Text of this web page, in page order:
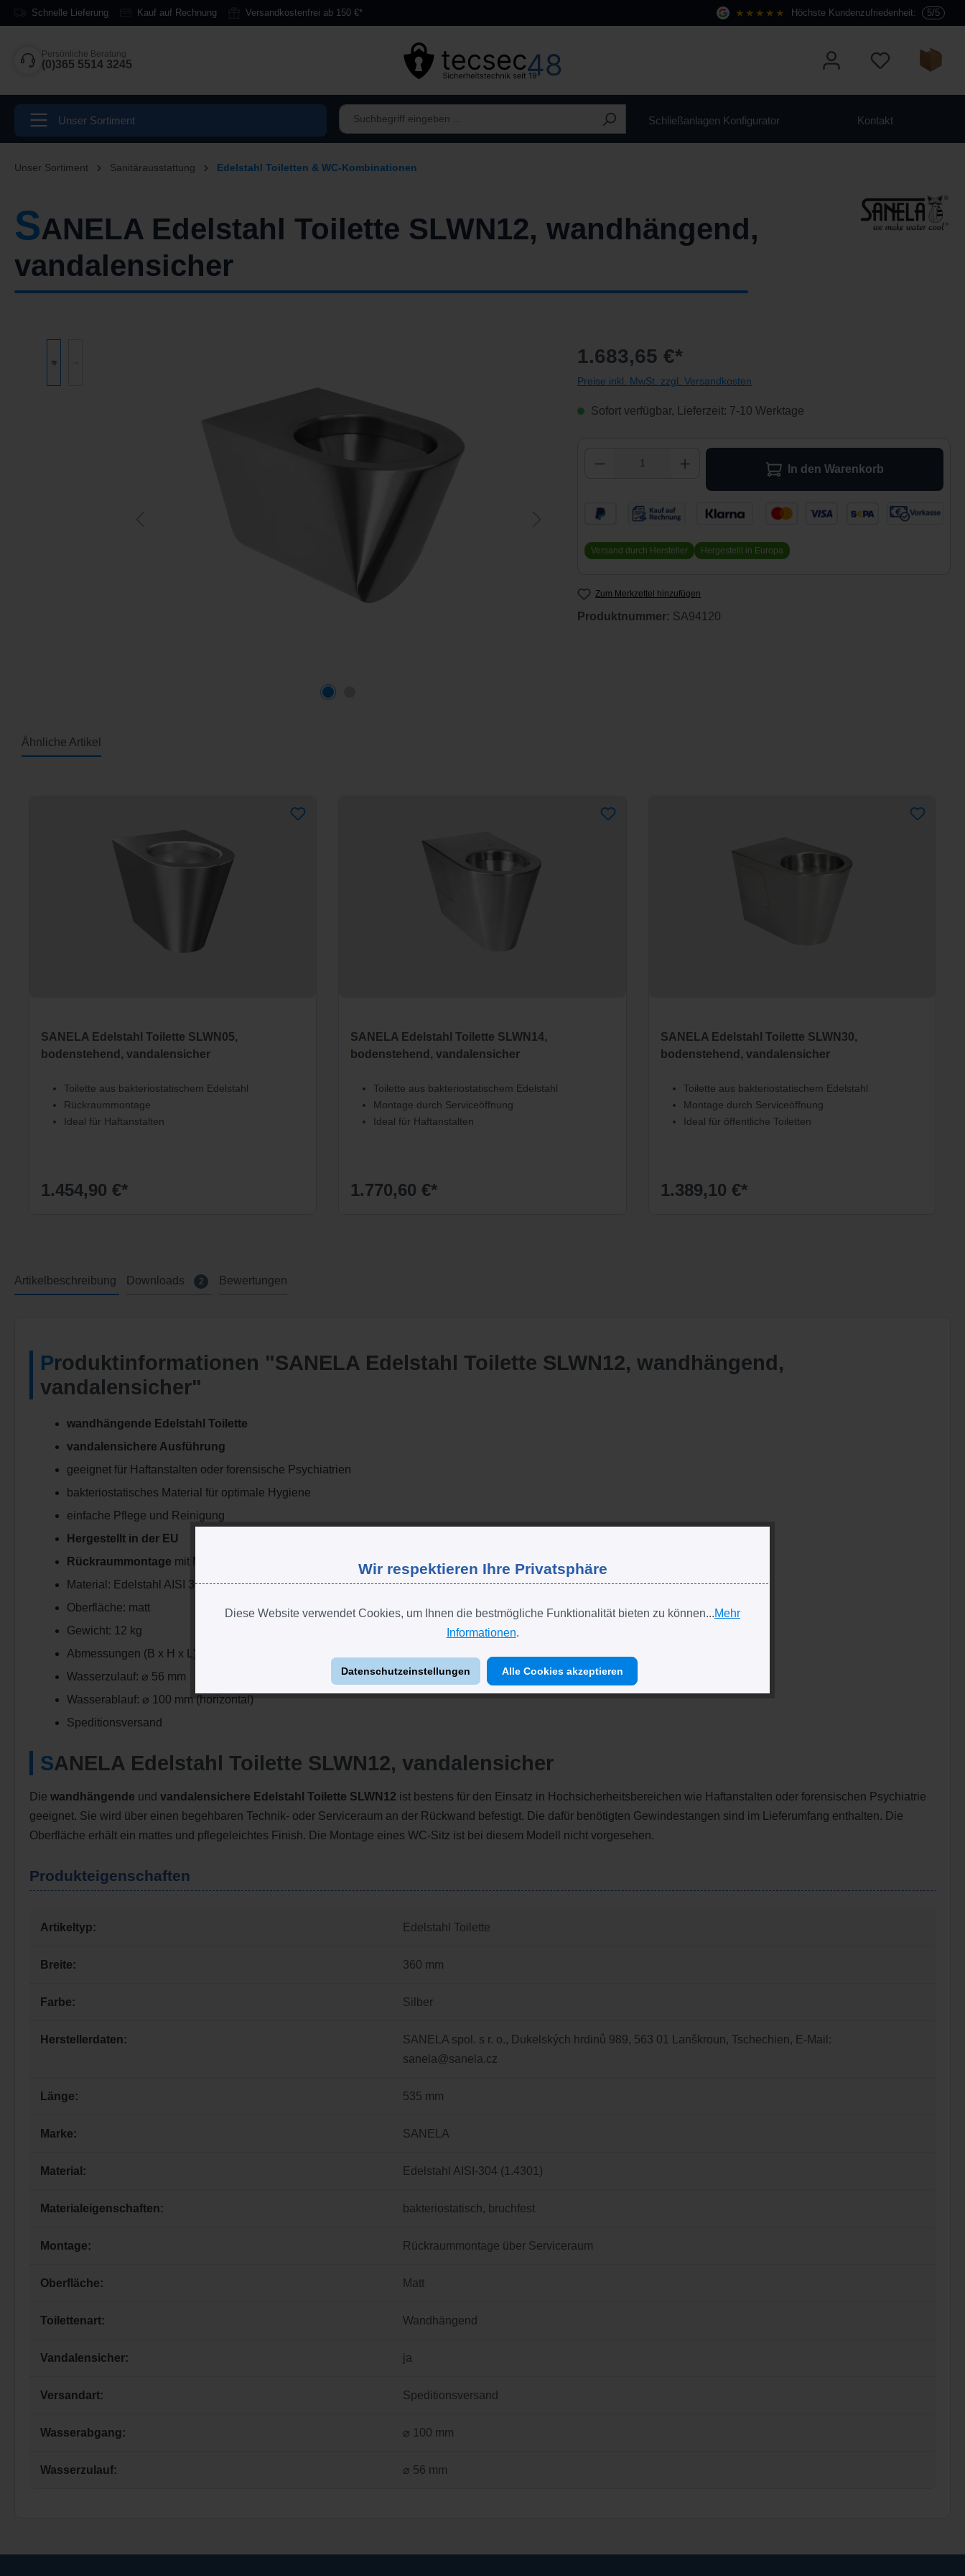
Zur Hauptnavigation springen
Schnelle Lieferung Kauf auf Rechnung Versandkostenfrei ab 150 €* ★★★★★ Höchste Kundenzufriedenheit: 5/5
Persönliche Beratung
(0)365 5514 3245
Unser Sortiment Schließanlagen Konfigurator Kontakt
Unser Sortiment Sanitärausstattung Edelstahl Toiletten & WC-Kombinationen
SANELA Edelstahl Toilette SLWN12, wandhängend,
vandalensicher
1.683,65 €*
Preise inkl. MwSt. zzgl. Versandkosten
Sofort verfügbar, Lieferzeit: 7-10 Werktage
Produkt Anzahl: Gib den gewünschten Wert ein
In den Warenkorb
Versand durch Hersteller Hergestellt in Europa
Zum Merkzettel hinzufügen
Produktnummer: SA94120
Ähnliche Artikel
SANELA Edelstahl Toilette SLWN05,
bodenstehend, vandalensicher
Toilette aus bakteriostatischem Edelstahl
Rückraummontage
Ideal für Haftanstalten
1.454,90 €*
SANELA Edelstahl Toilette SLWN14,
bodenstehend, vandalensicher
Toilette aus bakteriostatischem Edelstahl
Montage durch Serviceöffnung
Ideal für Haftanstalten
1.770,60 €*
SANELA Edelstahl Toilette SLWN30,
bodenstehend, vandalensicher
Toilette aus bakteriostatischem Edelstahl
Montage durch Serviceöffnung
Ideal für öffentliche Toiletten
1.389,10 €*
Artikelbeschreibung Downloads 2 Bewertungen
Produktinformationen "SANELA Edelstahl Toilette SLWN12, wandhängend,
vandalensicher"
wandhängende Edelstahl Toilette
vandalensichere Ausführung
geeignet für Haftanstalten oder forensische Psychiatrien
bakteriostatisches Material für optimale Hygiene
einfache Pflege und Reinigung
Hergestellt in der EU
Rückraummontage mit M10 Gewindestangen über begehbaren Serviceraum
Material: Edelstahl AISI 304
Oberfläche: matt
Gewicht: 12 kg
Abmessungen (B x H x L): 360 x 395 x 535 mm
Wasserzulauf: ⌀ 56 mm
Wasserablauf: ⌀ 100 mm (horizontal)
Speditionsversand
SANELA Edelstahl Toilette SLWN12, vandalensicher
Die wandhängende und vandalensichere Edelstahl Toilette SLWN12 ist bestens für den Einsatz in Hochsicherheitsbereichen wie Haftanstalten oder forensischen Psychiatrie
geeignet. Sie wird über einen begehbaren Technik- oder Serviceraum an der Rückwand befestigt. Die dafür benötigten Gewindestangen sind im Lieferumfang enthalten. Die
Oberfläche erhält ein mattes und pflegeleichtes Finish. Die Montage eines WC-Sitz ist bei diesem Modell nicht vorgesehen.
Produkteigenschaften
Artikeltyp: Edelstahl Toilette
Breite: 360 mm
Farbe: Silber
Herstellerdaten:
SANELA spol. s r. o., Dukelských hrdinů 989, 563 01 Lanškroun, Tschechien, E-Mail:
sanela@sanela.cz
Länge: 535 mm
Marke: SANELA
Material: Edelstahl AISI-304 (1.4301)
Materialeigenschaften: bakteriostatisch, bruchfest
Montage: Rückraummontage über Serviceraum
Oberfläche: Matt
Toilettenart: Wandhängend
Vandalensicher: ja
Versandart: Speditionsversand
Wasserabgang: ⌀ 100 mm
Wasserzulauf: ⌀ 56 mm
Wir respektieren Ihre Privatsphäre
Diese Website verwendet Cookies, um Ihnen die bestmögliche Funktionalität bieten zu können...Mehr
Informationen.
Datenschutzeinstellungen Alle Cookies akzeptieren